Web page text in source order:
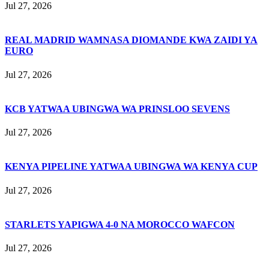
Jul 27, 2026
REAL MADRID WAMNASA DIOMANDE KWA ZAIDI YA
EURO
Jul 27, 2026
KCB YATWAA UBINGWA WA PRINSLOO SEVENS
Jul 27, 2026
KENYA PIPELINE YATWAA UBINGWA WA KENYA CUP
Jul 27, 2026
STARLETS YAPIGWA 4-0 NA MOROCCO WAFCON
Jul 27, 2026